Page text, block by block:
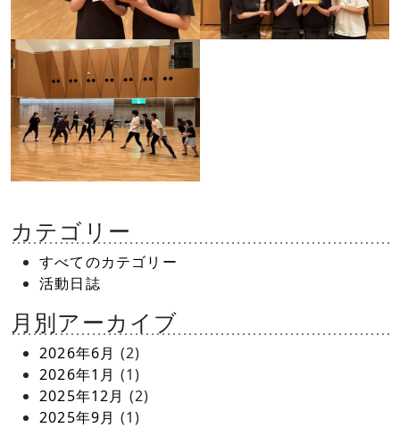
カテゴリー
すべてのカテゴリー
活動日誌
月別アーカイブ
2026年6月 (2)
2026年1月 (1)
2025年12月 (2)
2025年9月 (1)